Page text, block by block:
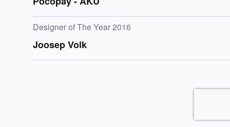
Designer of The Year 2016
Joosep Volk